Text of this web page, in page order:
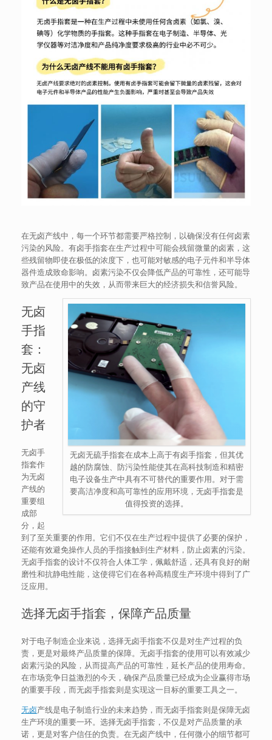
在无卤产线中，每一个环节都需要严格控制，以确保没有任何卤素
污染的风险。有卤手指套在生产过程中可能会残留微量的卤素，这
些残留物即使在极低的浓度下，也可能对敏感的电子元件和半导体
器件造成致命影响。卤素污染不仅会降低产品的可靠性，还可能导
致产品在使用中的失效，从而带来巨大的经济损失和信誉风险。
无卤无硫手指套在成本上高于有卤手指套，但其优
越的防腐蚀、防污染性能使其在高科技制造和精密
电子设备生产中具有不可替代的重要作用。对于需
要高洁净度和高可靠性的应用环境，无卤手指套是
值得投资的选择。
无卤
手指
套：
无卤
产线
的守
护者
无卤手
指套作
为无卤
产线的
重要组
成部
分，起
到了至关重要的作用。它们不仅在生产过程中提供了必要的保护，
还能有效避免操作人员的手指接触到生产材料，防止卤素的污染。
无卤手指套的设计不仅符合人体工学，佩戴舒适，还具有良好的耐
磨性和抗静电性能，这使得它们在各种高精度生产环境中得到了广
泛应用。
选择无卤手指套，保障产品质量
对于电子制造企业来说，选择无卤手指套不仅是对生产过程的负
责，更是对最终产品质量的保障。无卤手指套的使用可以有效减少
卤素污染的风险，从而提高产品的可靠性，延长产品的使用寿命。
在市场竞争日益激烈的今天，确保产品质量已经成为企业赢得市场
的重要手段，而无卤手指套则是实现这一目标的重要工具之一。
无卤产线是电子制造行业的未来趋势，而无卤手指套则是保障无卤
生产环境的重要一环。选择无卤手指套，不仅是对产品质量的承
诺，更是对客户信任的负责。在无卤产线中，任何微小的细节都可